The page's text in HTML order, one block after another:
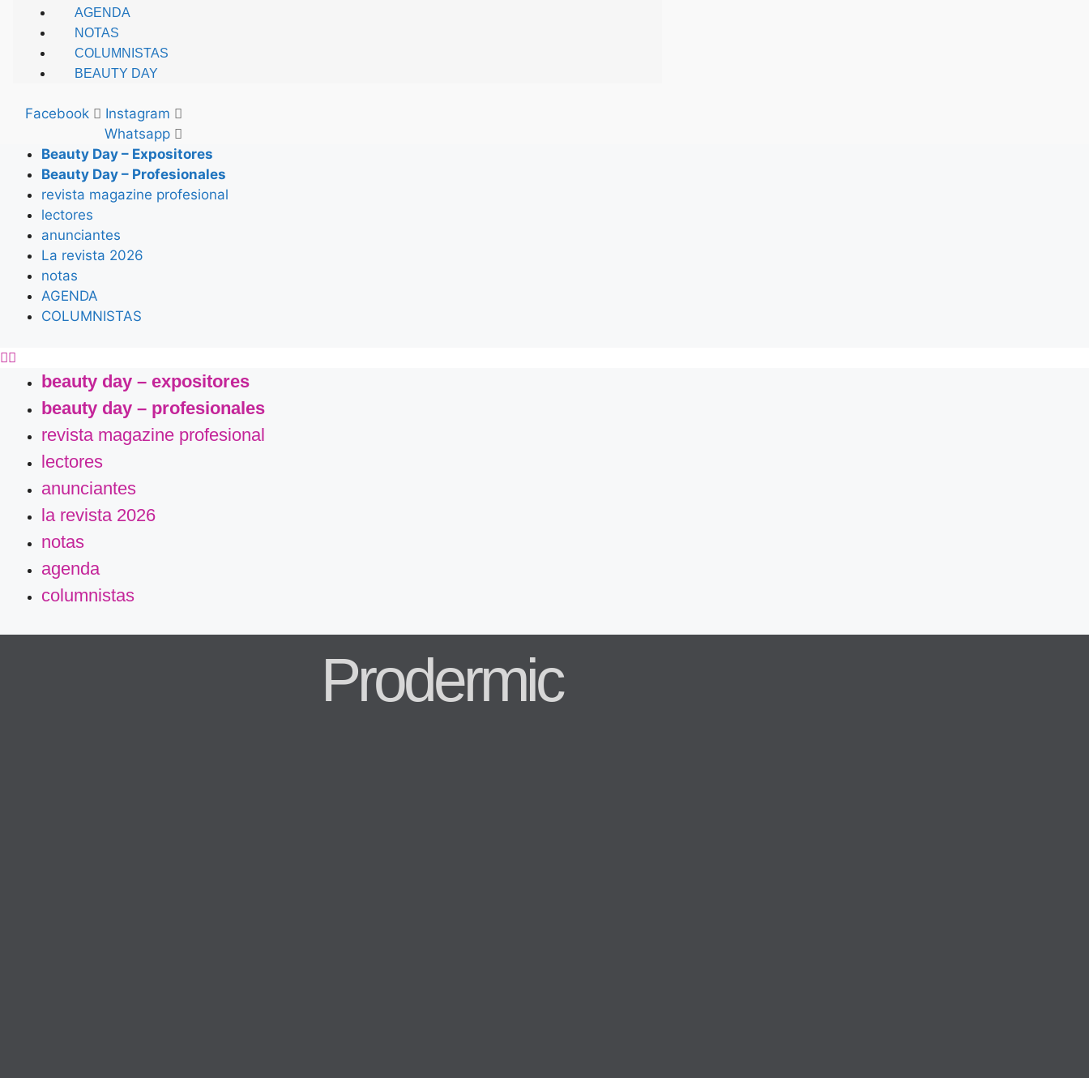
AGENDA
NOTAS
COLUMNISTAS
BEAUTY DAY
Facebook
Instagram
Whatsapp
Beauty Day – Expositores
Beauty Day – Profesionales
revista magazine profesional
lectores
anunciantes
La revista 2026
notas
AGENDA
COLUMNISTAS
beauty day – expositores
beauty day – profesionales
revista magazine profesional
lectores
anunciantes
la revista 2026
notas
agenda
columnistas
Prodermic